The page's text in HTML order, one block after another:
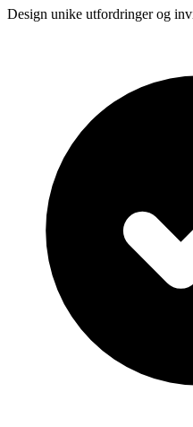
Design unike utfordringer og